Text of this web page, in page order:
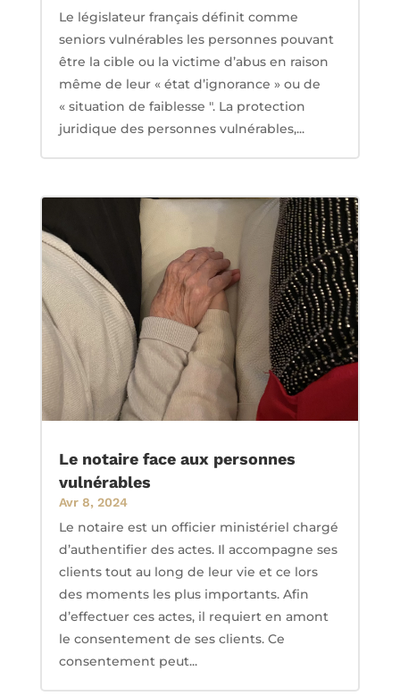
Le législateur français définit comme
seniors vulnérables les personnes pouvant
être la cible ou la victime d’abus en raison
même de leur « état d’ignorance » ou de
« situation de faiblesse ". La protection
juridique des personnes vulnérables,...
Le notaire face aux personnes
vulnérables
Avr 8, 2024
Le notaire est un officier ministériel chargé
d’authentifier des actes. Il accompagne ses
clients tout au long de leur vie et ce lors
des moments les plus importants. Afin
d’effectuer ces actes, il requiert en amont
le consentement de ses clients. Ce
consentement peut...